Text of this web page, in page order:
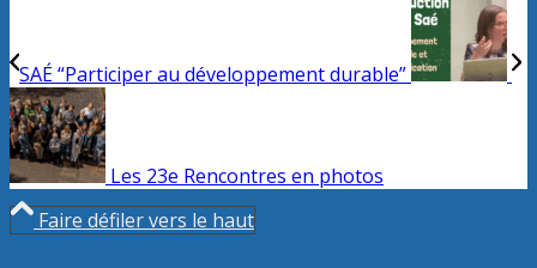
SAÉ “Participer au développement durable”
Les 23e Rencontres en photos
Faire défiler vers le haut